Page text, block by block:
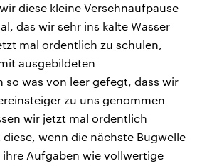
diese kleine Verschnaufpause
das wir sehr ins kalte Wasser
mal ordentlich zu schulen,
ausgebildeten
so was von leer gefegt, dass wir
zu uns genommen
wir jetzt mal ordentlich
wenn die nächste Bugwelle
Aufgaben wie vollwertige